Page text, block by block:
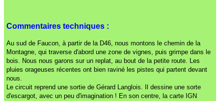
Commentaires techniques :
Au sud de Faucon, à partir de la D46, nous montons le chemin de la
Montagne, qui traverse d'abord une zone de vignes, puis grimpe dans le
bois. Nous nous garons sur un replat, au bout de la petite route. Les
pluies orageuses récentes ont bien raviné les pistes qui partent devant
nous.
Le circuit reprend une sortie de Gérard Langlois. Il dessine une sorte
d'escargot, avec un peu d'imagination ! En son centre, la carte IGN